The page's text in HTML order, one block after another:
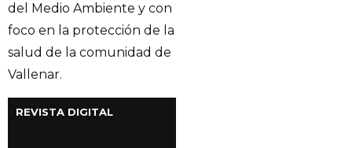
del Medio Ambiente y con
foco en la protección de la
salud de la comunidad de
Vallenar.
REVISTA DIGITAL